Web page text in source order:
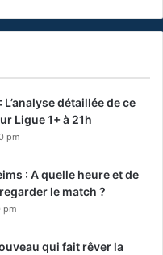
L’analyse détaillée de ce
Ligue 1+ à 21h
pm
: A quelle heure et de
le match ?
pm
qui fait rêver la